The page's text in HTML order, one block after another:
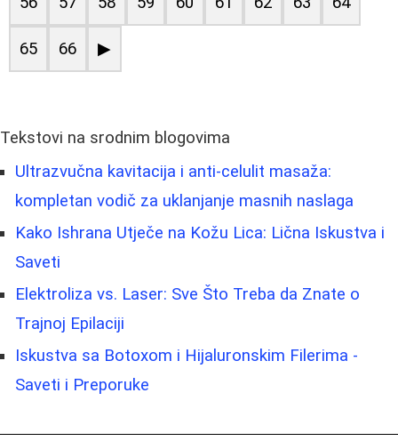
65 66 ▶
Tekstovi na srodnim blogovima
Ultrazvučna kavitacija i anti-celulit masaža:
kompletan vodič za uklanjanje masnih naslaga
Kako Ishrana Utječe na Kožu Lica: Lična Iskustva i
Saveti
Elektroliza vs. Laser: Sve Što Treba da Znate o
Trajnoj Epilaciji
Iskustva sa Botoxom i Hijaluronskim Filerima -
Saveti i Preporuke